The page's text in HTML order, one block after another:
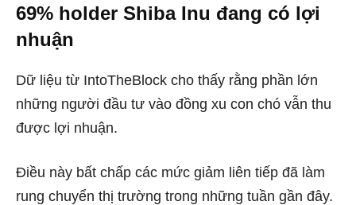
69% holder Shiba Inu đang có lợi
nhuận
Dữ liệu từ IntoTheBlock cho thấy rằng phần lớn
những người đầu tư vào đồng xu con chó vẫn thu
được lợi nhuận.
Điều này bất chấp các mức giảm liên tiếp đã làm
rung chuyển thị trường trong những tuần gần đây.